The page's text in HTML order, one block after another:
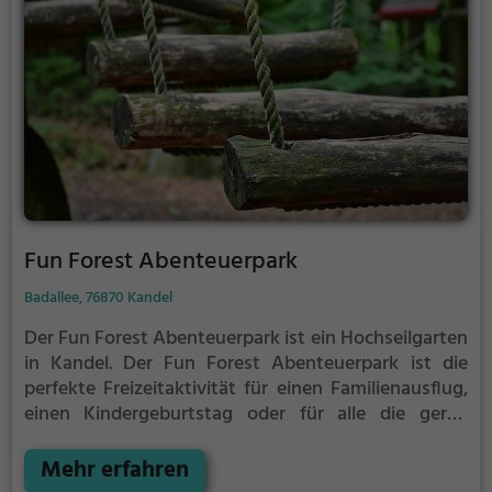
Fun Forest Abenteuerpark
Badallee, 76870 Kandel
Der Fun Forest Abenteuerpark ist ein Hochseilgarten
in Kandel. Der Fun Forest Abenteuerpark ist die
perfekte Freizeitaktivität für einen Familienausflug,
einen Kindergeburtstag oder für alle die gerne
dem Erdboden erwartet dich eine Welt voller
Mehr erfahren